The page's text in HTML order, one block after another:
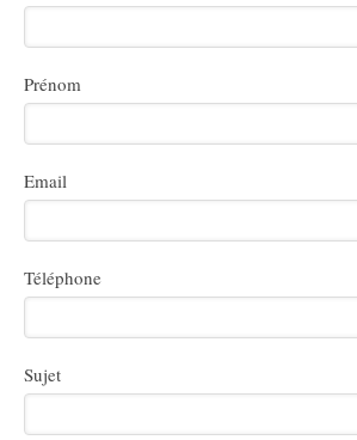
Prénom
Email
Téléphone
Sujet